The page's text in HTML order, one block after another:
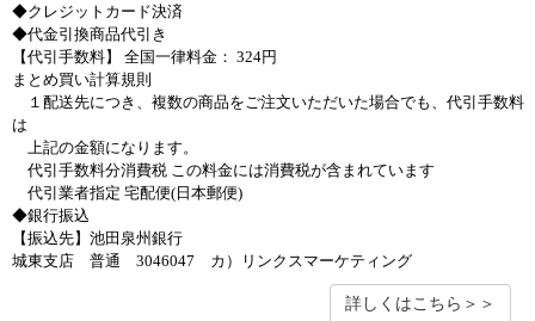
◆クレジットカード決済
◆代金引換商品代引き
【代引手数料】 全国一律料金： 324円
まとめ買い計算規則
１配送先につき、複数の商品をご注文いただいた場合でも、代引手数料
は
上記の金額になります。
代引手数料分消費税 この料金には消費税が含まれています
代引業者指定 宅配便(日本郵便)
◆銀行振込
【振込先】池田泉州銀行
城東支店 普通 3046047 カ）リンクスマーケティング
詳しくはこちら＞＞